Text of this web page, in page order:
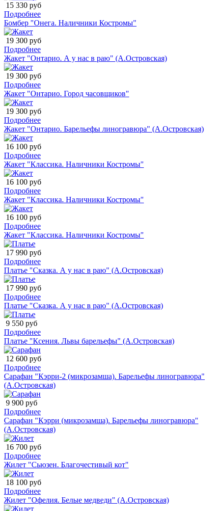
15 330 руб
Подробнее
Бомбер "Онега. Наличники Костромы"
19 300 руб
Подробнее
Жакет "Онтарио. А у нас в раю" (А.Островская)
19 300 руб
Подробнее
Жакет "Онтарио. Город часовщиков"
19 300 руб
Подробнее
Жакет "Онтарио. Барельефы линогравюра" (А.Островская)
16 100 руб
Подробнее
Жакет "Классика. Наличники Костромы"
16 100 руб
Подробнее
Жакет "Классика. Наличники Костромы"
16 100 руб
Подробнее
Жакет "Классика. Наличники Костромы"
17 990 руб
Подробнее
Платье "Сказка. А у нас в раю" (А.Островская)
17 990 руб
Подробнее
Платье "Сказка. А у нас в раю" (А.Островская)
9 550 руб
Подробнее
Платье "Ксения. Львы барельефы" (А.Островская)
12 600 руб
Подробнее
Сарафан "Кэрри-2 (микрозамша). Барельефы линогравюра"
(А.Островская)
9 900 руб
Подробнее
Сарафан "Кэрри (микрозамша). Барельефы линогравюра"
(А.Островская)
16 700 руб
Подробнее
Жилет "Сьюзен. Благочестивый кот"
18 100 руб
Подробнее
Жилет "Офелия. Белые медведи" (А.Островская)